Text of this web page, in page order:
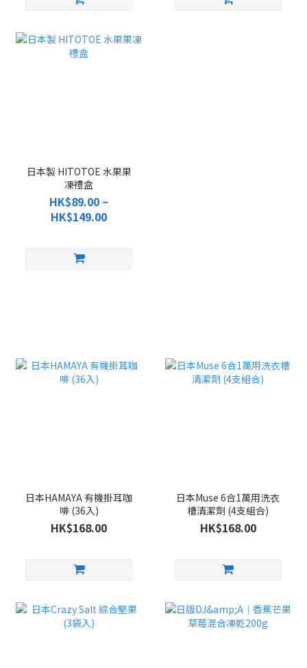
日本製 HITOTOE 水果果
凍禮盒
HK$89.00 ~
HK$149.00
日本HAMAYA 有機掛耳咖
啡 (36入)
HK$168.00
日本Muse 6合1萬用洗衣
槽清潔劑 (4支組合)
HK$168.00